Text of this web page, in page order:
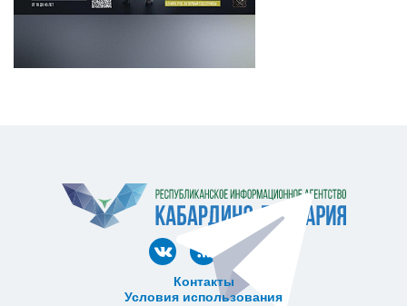
Контакты
Условия использования